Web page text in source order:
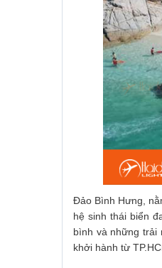
Đảo Bình Hưng,
hệ sinh thái biển
bình và những trải
khởi hành từ